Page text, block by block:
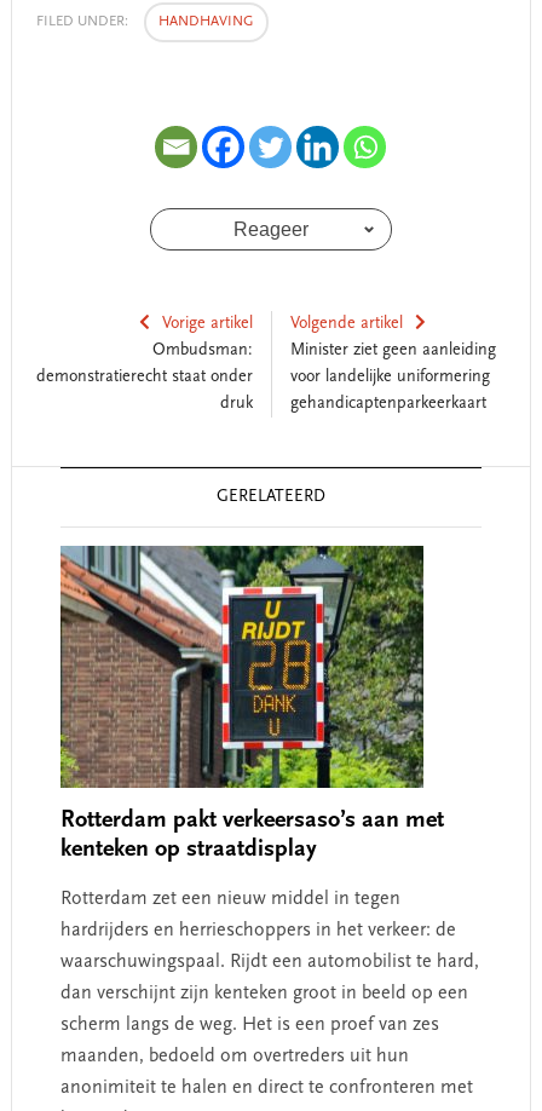
FILED UNDER: HANDHAVING
Reageer
Vorige artikel
Ombudsman:
demonstratierecht staat onder
druk
Volgende artikel
Minister ziet geen aanleiding
voor landelijke uniformering
gehandicaptenparkeerkaart
GERELATEERD
Rotterdam pakt verkeersaso’s aan met
kenteken op straatdisplay
Rotterdam zet een nieuw middel in tegen
hardrijders en herrieschoppers in het verkeer: de
waarschuwingspaal. Rijdt een automobilist te hard,
dan verschijnt zijn kenteken groot in beeld op een
scherm langs de weg. Het is een proef van zes
maanden, bedoeld om overtreders uit hun
anonimiteit te halen en direct te confronteren met